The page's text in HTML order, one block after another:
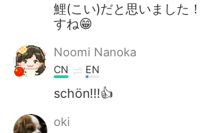
鯉(こい)だと思いました
すね😁
Noomi Nanoka
CN EN
schön!!!👍
oki